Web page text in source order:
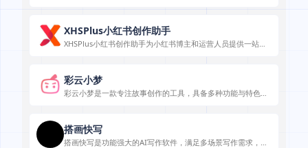
XHSPlus小红书创作助手
XHSPlus小红书创作助手为小红书博主和运营人员提供一站式
彩云小梦
彩云小梦是一款专注故事创作的工具，具备多种功能与特色，
搭画快写
搭画快写是功能强大的AI写作软件，满足多场景写作需求，高